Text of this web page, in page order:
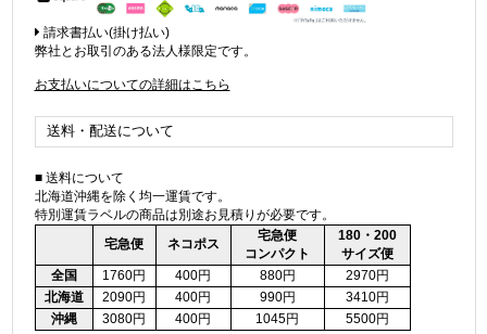
請求書払い(掛け払い)
弊社とお取引のある法人様限定です。
お支払いについての詳細はこちら
送料・配送について
■ 送料について
北海道沖縄を除く均一運賃です。
特別運賃ラベルの商品は別途お見積りが必要です。
宅急便
ネコポス
宅急便
コンパクト
180・200
サイズ便
全国
1760円 400円 880円
2970円
北海道
2090円 400円 990円
3410円
沖縄
3080円 400円 1045円 5500円